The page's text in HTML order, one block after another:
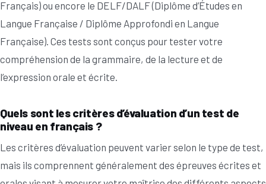
Français) ou encore le DELF/DALF (Diplôme d’Études en
Langue Française / Diplôme Approfondi en Langue
Française). Ces tests sont conçus pour tester votre
compréhension de la grammaire, de la lecture et de
l’expression orale et écrite.
Quels sont les critères d’évaluation d’un test de
niveau en français ?
Les critères d’évaluation peuvent varier selon le type de test,
mais ils comprennent généralement des épreuves écrites et